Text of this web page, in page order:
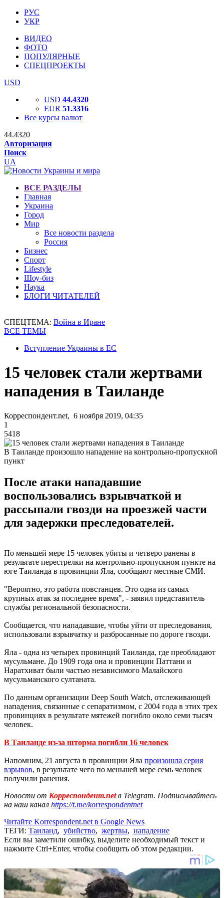
РУС
УКР
ВИДЕО
ФОТО
ПОПУЛЯРНЫЕ
СПЕЦПРОЕКТЫ
USD
USD 44.4320
EUR 51.3316
Все курсы валют
44.4320
Авторизация
Поиск
UA
ВСЕ РАЗДЕЛЫ
Главная
Украина
Город
Мир
Все новости раздела
Россия
Бизнес
Спорт
Lifestyle
Шоу-биз
Наука
БЛОГИ ЧИТАТЕЛЕЙ
СПЕЦТЕМА: Война в Иране
ВСЕ ТЕМЫ
Вступление Украины в ЕС
15 человек стали жертвами
нападения в Таиланде
Корреспондент.net, 6 ноября 2019, 04:35
1
5418
В Таиланде произошло нападение на контрольно-пропускной
пункт
После атаки нападавшие
воспользовались взрывчаткой и
рассыпали гвозди на проезжей части
для задержки преследователей.
По меньшей мере 15 человек убиты и четверо ранены в
результате перестрелки на контрольно-пропускном пункте на
юге Таиланда в провинции Яла, сообщают местные СМИ.
"Вероятно, это работа повстанцев. Это одна из самых
крупных атак за последнее время", - заявил представитель
службы региональной безопасности.
Сообщается, что нападавшие, чтобы уйти от преследования,
использовали взрывчатку и разбросанные по дороге гвозди.
Яла - одна из четырех провинций Таиланда, где преобладают
мусульмане. До 1909 года она и провинции Паттани и
Наратхиват были частью независимого Малайского
мусульманского султаната.
По данным организации Deep South Watch, отслеживающей
нападения, связанные с сепаратизмом, с 2004 года в этих трех
провинциях в результате мятежей погибло около семи тысяч
человек.
В Таиланде из-за шторма погибли 16 человек
Напомним, 21 августа в провинции Яла произошла серия
взрывов, в результате чего по меньшей мере семь человек
получили ранения.
Новости от Корреспондент.netв Telegram. Подписывайтесь
на наш канал https://t.me/korrespondentnet
Читайте Korrespondent.net в Google News
ТЕГИ: Таиланд, убийство, жертвы, нападение
Если вы заметили ошибку, выделите необходимый текст и
нажмите Ctrl+Enter, чтобы сообщить об этом редакции.